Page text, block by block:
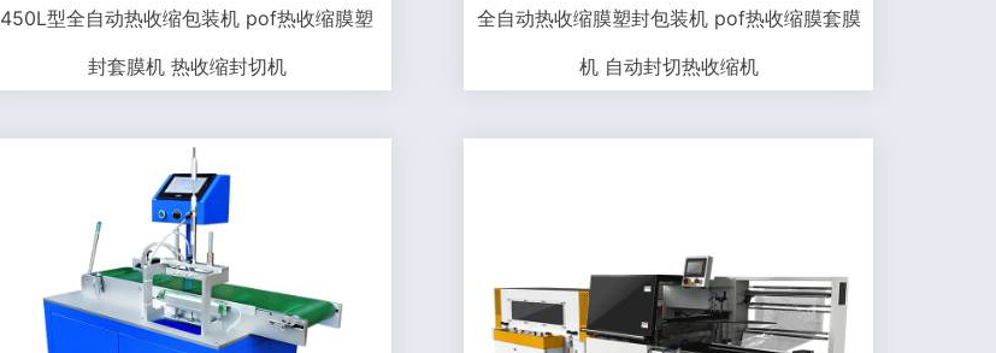
450L型全自动热收缩包装机 pof热收缩膜塑
封套膜机 热收缩封切机
全自动热收缩膜塑封包装机 pof热收缩膜套膜
机 自动封切热收缩机